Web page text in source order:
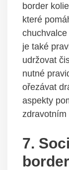
border
které
je také
udržovat
nutné
ořezávat
aspekty
zdravotním
7.